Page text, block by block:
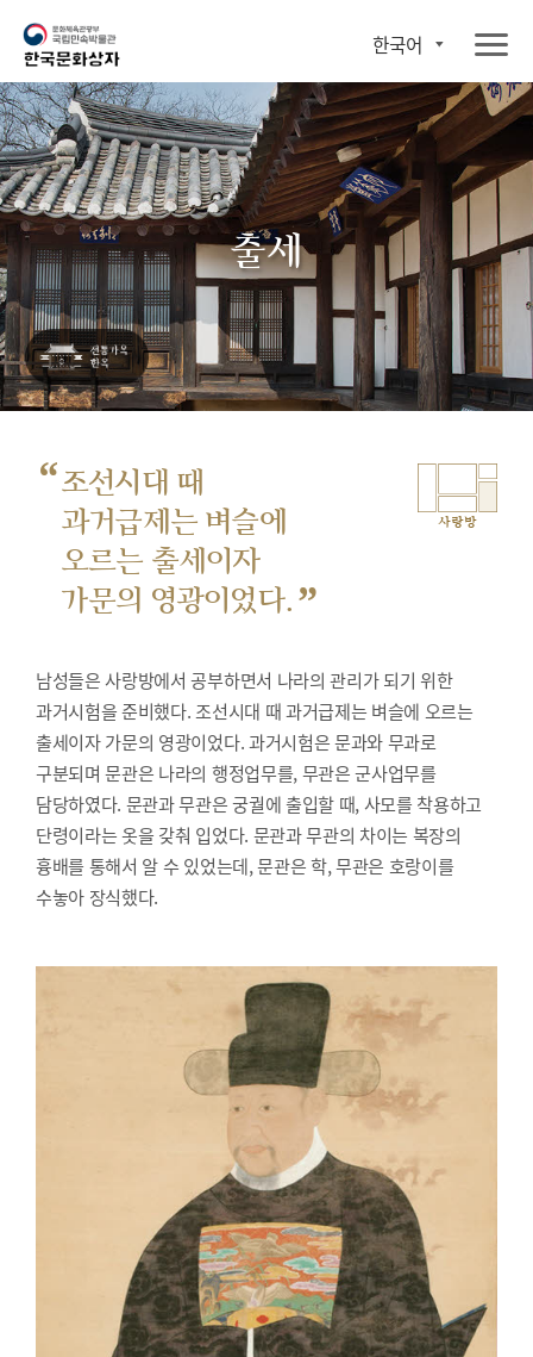
한국어
출세
“조선시대 때
과거급제는 벼슬에
오르는 출세이자
가문의 영광이었다. ”
사랑방
남성들은 사랑방에서 공부하면서 나라의 관리가 되기 위한
과거시험을 준비했다.조선시대 때 과거급제는 벼슬에 오르는
출세이자 가문의 영광이었다. 과거시험은 문과와 무과로
구분되며 문관은 나라의 행정업무를, 무관은 군사업무를
담당하였다. 문관과 무관은 궁궐에 출입할 때, 사모를 착용하고
단령이라는 옷을 갖춰 입었다. 문관과 무관의 차이는 복장의
흉배를 통해서 알 수 있었는데, 문관은 학, 무관은 호랑이를
수놓아 장식했다.